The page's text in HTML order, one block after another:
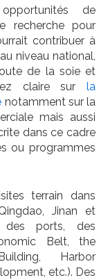
de
recherche pour
contribuer à
niveau national,
de la soie et
claire sur la
notamment sur la
mais aussi
dans ce cadre
ou programmes
terrain dans
Jinan et
des ports, des
Belt, the
Harbor
etc.). Des